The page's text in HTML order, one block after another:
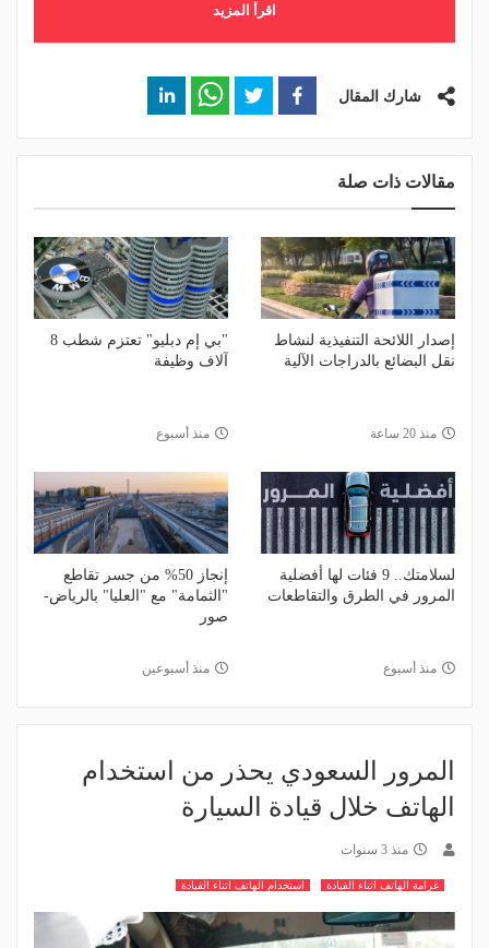
اقرأ المزيد
شارك المقال
مقالات ذات صلة
إصدار اللائحة التنفيذية لنشاط
نقل البضائع بالدراجات الآلية
منذ 20 ساعة
"بي إم دبليو" تعتزم شطب 8
آلاف وظيفة
منذ أسبوع
لسلامتك.. 9 فئات لها أفضلية
المرور في الطرق والتقاطعات
منذ أسبوع
إنجاز 50% من جسر تقاطع
"الثمامة" مع "العليا" بالرياض-
صور
منذ أسبوعين
المرور السعودي يحذر من استخدام
الهاتف خلال قيادة السيارة
منذ 3 سنوات
غرامة الهاتف اثناء القيادة استخدام الهاتف اثناء القيادة